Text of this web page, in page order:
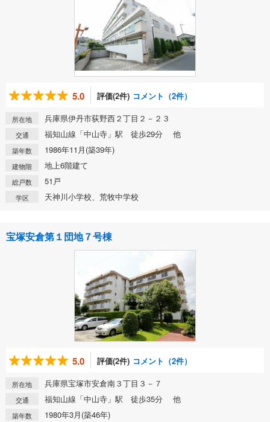
5.0 評価(2件) コメント（2件）
所在地 兵庫県伊丹市荻野西２丁目２－２３
交通 福知山線「中山寺」駅 徒歩29分 他
築年数 1986年11月(築39年)
建物階 地上6階建て
総戸数 51戸
学区 天神川小学校、荒牧中学校
宝塚安倉第１団地７号棟
5.0 評価(2件) コメント（2件）
所在地 兵庫県宝塚市安倉南３丁目３－７
交通 福知山線「中山寺」駅 徒歩35分 他
築年数 1980年3月(築46年)